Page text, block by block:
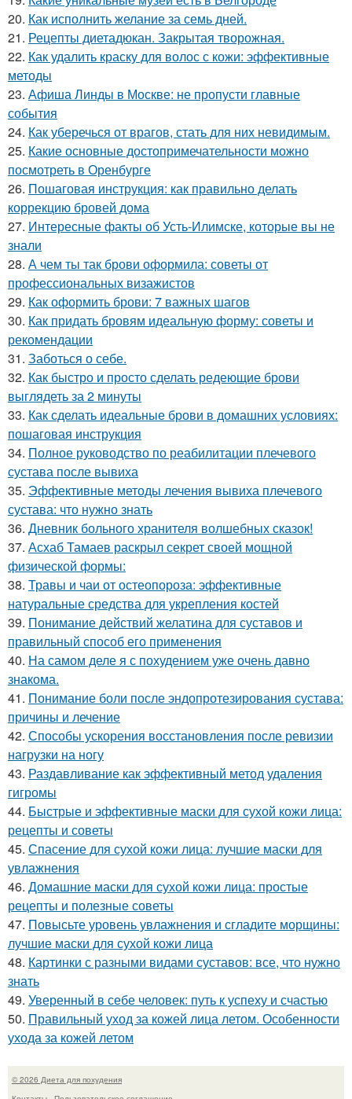
20. Как исполнить желание за семь дней.
21. Рецепты диетадюкан. Закрытая творожная.
22. Как удалить краску для волос с кожи: эффективные
методы
23. Афиша Линды в Москве: не пропусти главные
события
24. Как уберечься от врагов, стать для них невидимым.
25. Какие основные достопримечательности можно
посмотреть в Оренбурге
26. Пошаговая инструкция: как правильно делать
коррекцию бровей дома
27. Интересные факты об Усть-Илимске, которые вы не
знали
28. А чем ты так брови оформила: советы от
профессиональных визажистов
29. Как оформить брови: 7 важных шагов
30. Как придать бровям идеальную форму: советы и
рекомендации
31. Заботься о себе.
32. Как быстро и просто сделать редеющие брови
выглядеть за 2 минуты
33. Как сделать идеальные брови в домашних условиях:
пошаговая инструкция
34. Полное руководство по реабилитации плечевого
сустава после вывиха
35. Эффективные методы лечения вывиха плечевого
сустава: что нужно знать
36. Дневник больного хранителя волшебных сказок!
37. Асхаб Тамаев раскрыл секрет своей мощной
физической формы:
38. Травы и чаи от остеопороза: эффективные
натуральные средства для укрепления костей
39. Понимание действий желатина для суставов и
правильный способ его применения
40. На самом деле я с похудением уже очень давно
знакома.
41. Понимание боли после эндопротезирования сустава:
причины и лечение
42. Способы ускорения восстановления после ревизии
нагрузки на ногу
43. Раздавливание как эффективный метод удаления
гигромы
44. Быстрые и эффективные маски для сухой кожи лица:
рецепты и советы
45. Спасение для сухой кожи лица: лучшие маски для
увлажнения
46. Домашние маски для сухой кожи лица: простые
рецепты и полезные советы
47. Повысьте уровень увлажнения и сгладите морщины:
лучшие маски для сухой кожи лица
48. Картинки с разными видами суставов: все, что нужно
знать
49. Уверенный в себе человек: путь к успеху и счастью
50. Правильный уход за кожей лица летом. Особенности
ухода за кожей летом
© 2026 Диета для похудения